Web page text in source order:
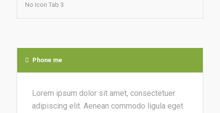
No Icon Tab 3
Phone me
Lorem ipsum dolor sit amet, consectetuer
adipiscing elit. Aenean commodo ligula eget